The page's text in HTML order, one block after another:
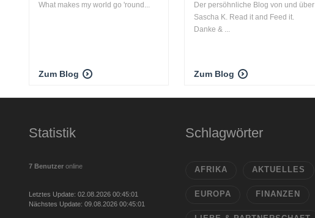
What makes my world go 'round...
Zum Blog
Der persöhnliche Blog von und über
Sascha K. Read it and Feed it.
Danke & ...
Zum Blog
Statistik
7 Benutzer online
Letztes Update: 02.08.2026 00:45:01
Nächstes Update: 09.08.2026 00:45:01
Schlagwörter
AFRIKA AKTUELLES
EUROPA FINANZEN